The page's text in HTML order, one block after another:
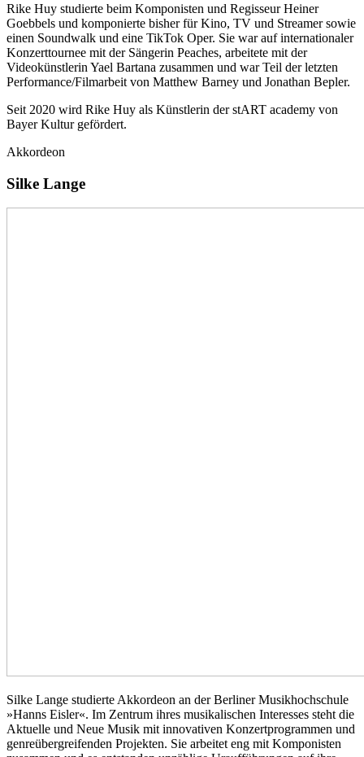
Rike Huy studierte beim Komponisten und Regisseur Heiner
Goebbels und komponierte bisher für Kino, TV und Streamer sowie
einen Soundwalk und eine TikTok Oper. Sie war auf internationaler
Konzerttournee mit der Sängerin Peaches, arbeitete mit der
Videokünstlerin Yael Bartana zusammen und war Teil der letzten
Performance/Filmarbeit von Matthew Barney und Jonathan Bepler.
Seit 2020 wird Rike Huy als Künstlerin der stART academy von
Bayer Kultur gefördert.
Akkordeon
Silke Lange
Silke Lange studierte Akkordeon an der Berliner Musikhochschule
»Hanns Eisler«. Im Zentrum ihres musikalischen Interesses steht die
Aktuelle und Neue Musik mit innovativen Konzertprogrammen und
genreübergreifenden Projekten. Sie arbeitet eng mit Komponisten